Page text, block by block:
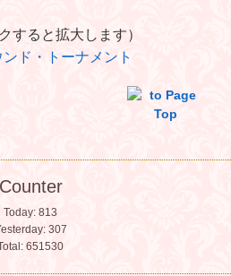
すると拡大します）
Counter
Today: 813
307
651530